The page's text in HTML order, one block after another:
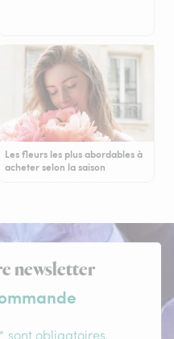
Les fleurs les plus abordables à
acheter selon la saison
newsletter
sont obligatoires.